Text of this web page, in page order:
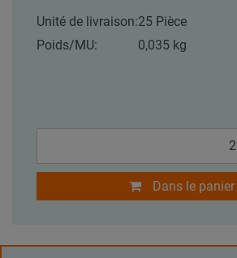
Unité de livraison:25 Pièce
Poids/MU:
0,035 kg
Dans le panier